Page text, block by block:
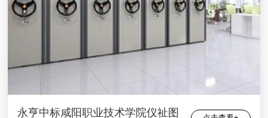
永亨中标咸阳职业技术学院仪祉图